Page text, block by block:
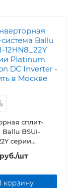
сплит-
Ballu BSUI-
серии
Evolution DC
руб./шт
корзину